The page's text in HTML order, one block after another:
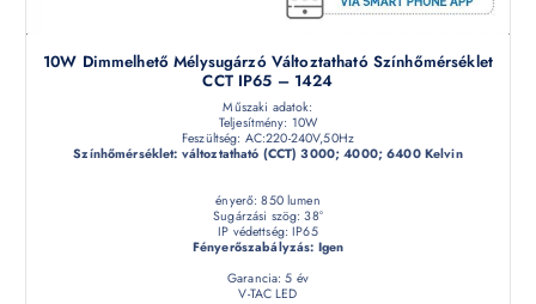
10W Dimmelhető Mélysugárzó Változtatható Színhőmérséklet
CCT IP65 – 1424
Műszaki adatok:
Teljesítmény: 10W
Feszültség: AC:220-240V,50Hz
Színhőmérséklet: változtatható (CCT) 3000; 4000; 6400 Kelvin
ényerő: 850 lumen
Sugárzási szög: 38°
IP védettség: IP65
Fényerőszabályzás: Igen
Garancia: 5 év
V-TAC LED